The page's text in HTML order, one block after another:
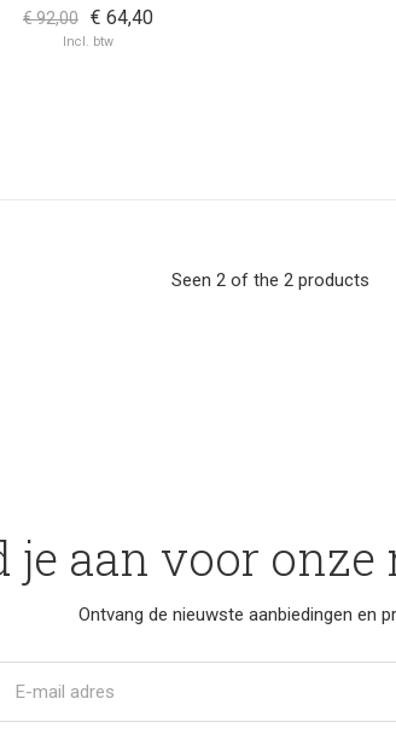
€ 92,00 € 64,40
Incl. btw
Seen 2 of the 2 products
je aan voor
Ontvang de nieuwste aanbiedingen en